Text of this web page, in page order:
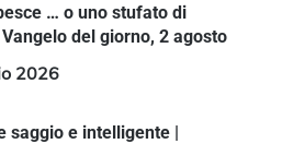
… o uno stufato di
del giorno, 2 agosto
2026
saggio e intelligente |